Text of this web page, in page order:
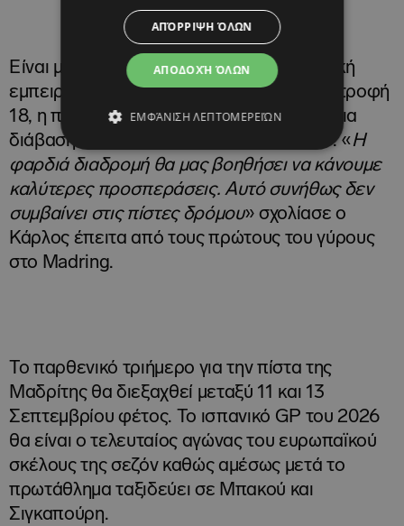
Είναι μια απαιτητική αλλά και συναρπαστική
εμπειρία για τους οδηγούς. Πριν από τη στροφή
18, η πίστα περνάει από μια μακριά υπόγεια
διάβαση κάτω από τον αυτοκινητόδρομο. «Η
φαρδιά διαδρομή θα μας βοηθήσει να κάνουμε
καλύτερες προσπεράσεις. Αυτό συνήθως δεν
συμβαίνει στις πίστες δρόμου» σχολίασε ο
Κάρλος έπειτα από τους πρώτους του γύρους
στο Madring.
Το παρθενικό τριήμερο για την πίστα της
Μαδρίτης θα διεξαχθεί μεταξύ 11 και 13
Σεπτεμβρίου φέτος. Το ισπανικό GP του 2026
θα είναι ο τελευταίος αγώνας του ευρωπαϊκού
σκέλους της σεζόν καθώς αμέσως μετά το
πρωτάθλημα ταξιδεύει σε Μπακού και
Σιγκαπούρη.
ΑΠΟΔΟΧΉ ΌΛΩΝ
ΑΠΌΡΡΙΨΗ ΌΛΩΝ
ΕΜΦΆΝΙΣΗ ΛΕΠΤΟΜΕΡΕΙΏΝ